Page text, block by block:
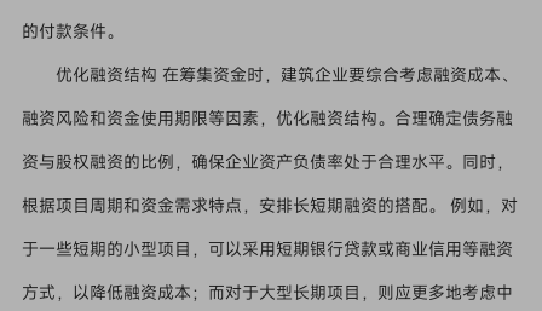
的付款条件。
优化融资结构 在筹集资金时，建筑企业要综合考虑融资成本、
融资风险和资金使用期限等因素，优化融资结构。合理确定债务融
资与股权融资的比例，确保企业资产负债率处于合理水平。同时，
根据项目周期和资金需求特点，安排长短期融资的搭配。 例如，对
于一些短期的小型项目，可以采用短期银行贷款或商业信用等融资
方式，以降低融资成本；而对于大型长期项目，则应更多地考虑中